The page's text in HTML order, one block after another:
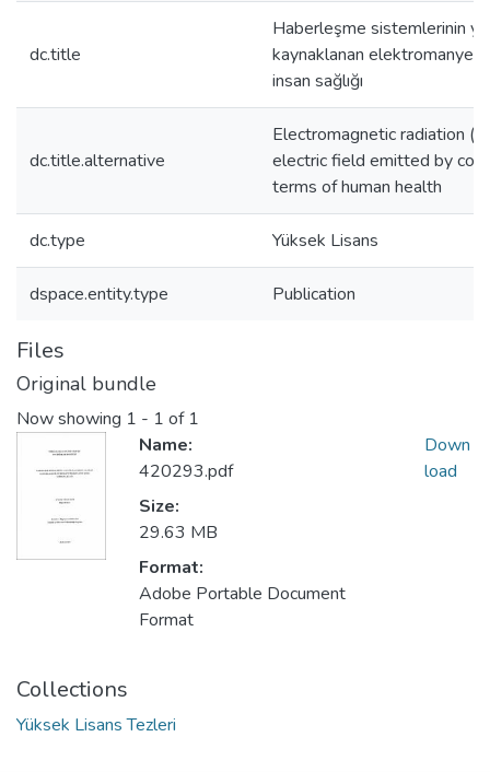
dc.title
Haberleşme sistemlerinin
kaynaklanan
insan sağlığı
dc.title.alternative
Electromagnetic radiation
electric field emitted by
terms of human health
dc.type Yüksek Lisans
dspace.entity.type Publication
Files
Original bundle
Now showing 1 - 1 of 1
Name:
420293.pdf
Size:
29.63 MB
Format:
Adobe Portable Document
Format
Down
load
Collections
Yüksek Lisans Tezleri